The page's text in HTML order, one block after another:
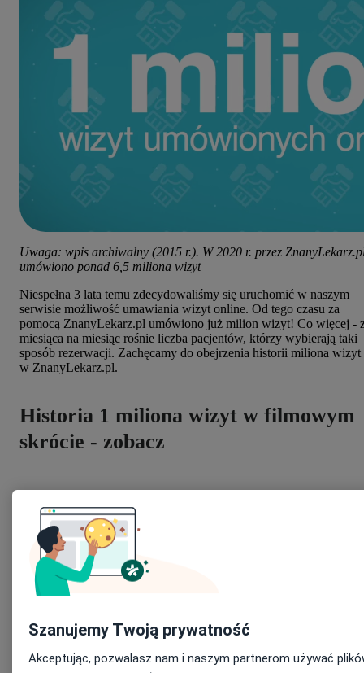
Uwaga: wpis archiwalny (2015 r.). W 2020 r. przez
umówiono ponad 6,5 miliona wizyt
Niespełna 3 lata temu zdecydowaliśmy się uruchomić w naszym
serwisie możliwość umawiania wizyt online. Od tego czasu za
pomocą ZnanyLekarz.pl umówiono już milion wizyt! Co więcej -
miesiąca na miesiąc rośnie liczba pacjentów, którzy wybierają taki
sposób rezerwacji. Zachęcamy do obejrzenia historii miliona wizyt
w ZnanyLekarz.pl.
Historia 1 miliona wizyt w filmowym
skrócie - zobacz
Szanujemy Twoją prywatność
Akceptując, pozwalasz nam i naszym partnerom używać